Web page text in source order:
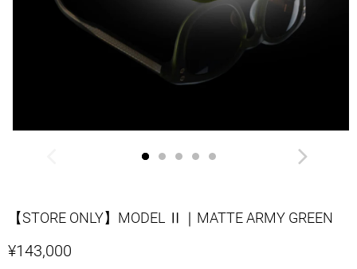
【STORE ONLY】MODEL Ⅱ｜MATTE ARMY GREEN
¥143,000